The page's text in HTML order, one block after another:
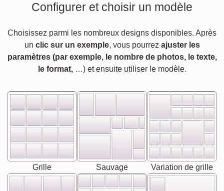
Configurer et choisir un modèle
Choisissez parmi les nombreux designs disponibles. Après
un clic sur un exemple, vous pourrez ajuster les
paramètres (par exemple, le nombre de photos, le texte,
le format,…) et ensuite utiliser le modèle.
Grille Sauvage Variation de grille